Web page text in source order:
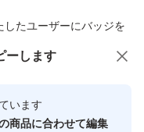
たユーザーにバッジを
なユーザーです
ーします
います
商品に合わせて編集